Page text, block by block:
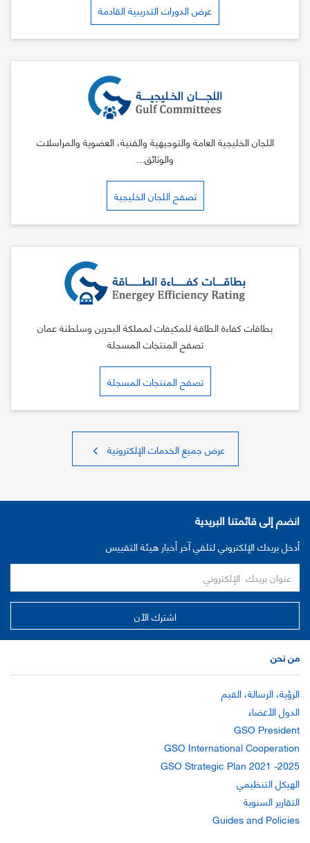
عرض الدورات التدريبية القادمة
اللجان الخليجية العامة والتوجيهية والفنية، العضوية والمراسلات
والوثائق...
تصفح اللجان الخليجية
بطاقات كفاءة الطاقة للمكيفات لمملكة البحرين وسلطنة عمان
تصفح المنتجات المسجلة
تصفح المنتجات المسجلة
عرض جميع الخدمات الإلكترونية
انضم إلى قائمتنا البريدية
أدخل بريدك الإلكتروني لتلقي آخر أخبار هيئة التقييس
من نحن
الرؤية، الرسالة، القيم
الدول الأعضاء
GSO President
GSO International Cooperation
GSO Strategic Plan 2021 -2025
الهيكل التنظيمي
التقارير السنوية
Guides and Policies